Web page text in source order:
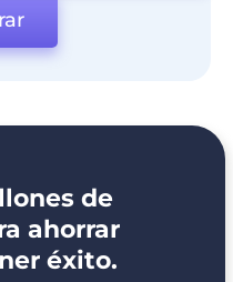
de
ahorrar
éxito.